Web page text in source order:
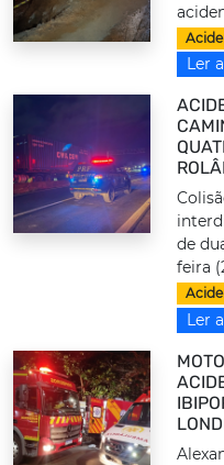
Ler
de
feira
Ler